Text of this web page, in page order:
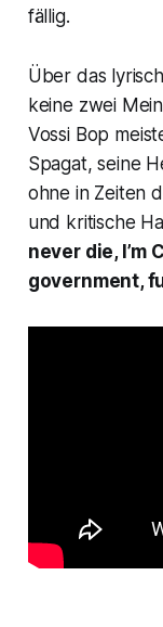
fällig.
Über das
keine zwei
Vossi Bop
Spagat, seine
ohne in Zeiten
und kritische
never die, I’m
government,